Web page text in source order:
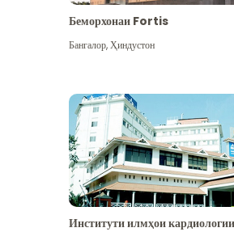
Беморхонаи Fortis
Бангалор,Ҳиндустон
Институти илмҳои